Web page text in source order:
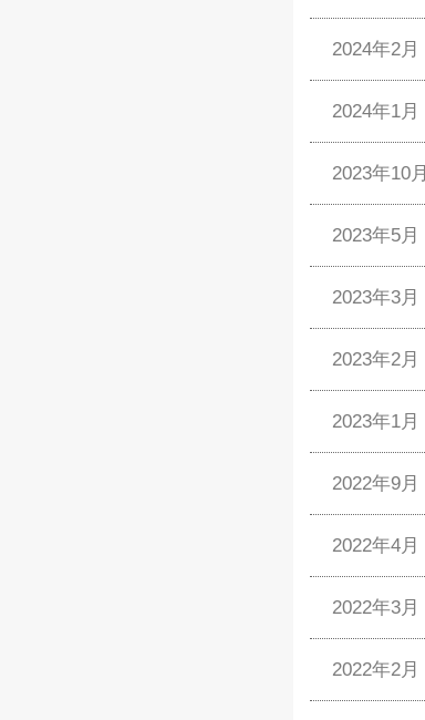
2024年2月
2024年1月
2023年10月
2023年5月
2023年3月
2023年2月
2023年1月
2022年9月
2022年4月
2022年3月
2022年2月